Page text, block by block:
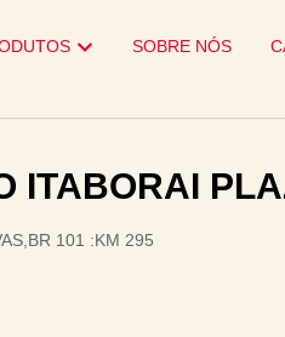
SOBRE NÓS
ITABORAI
101 :KM 295